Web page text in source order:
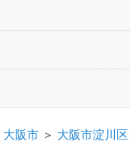
大阪市 ＞ 大阪市淀川区